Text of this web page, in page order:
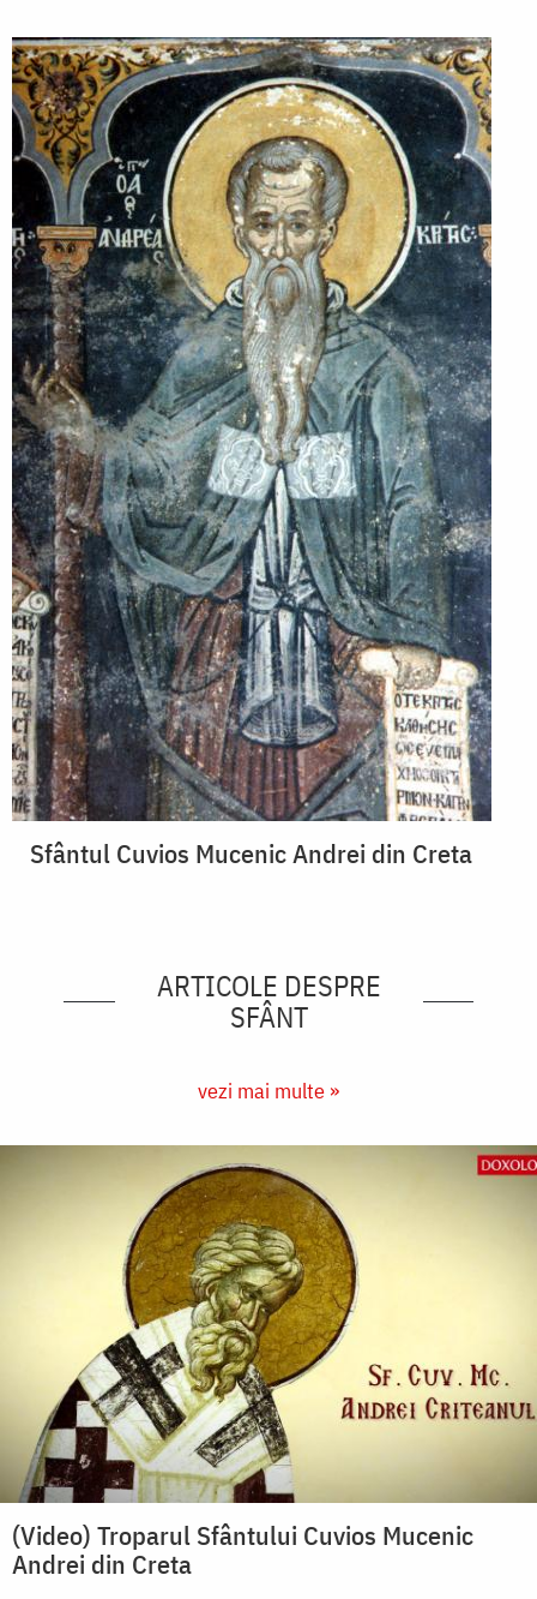
Sfântul Cuvios Mucenic Andrei din Creta
ARTICOLE DESPRE
SFÂNT
vezi mai multe »
(Video) Troparul Sfântului Cuvios Mucenic
Andrei din Creta